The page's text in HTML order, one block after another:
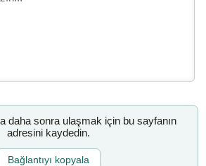
daha sonra ulaşmak için bu sayfanın
adresini kaydedin.
Bağlantıyı kopyala